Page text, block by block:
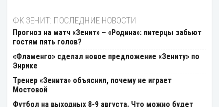
ФК ЗЕНИТ: ПОСЛЕДНИЕ НОВОСТИ
Прогноз на матч «Зенит» – «Родина»: питерцы забьют
гостям пять голов?
«Фламенго» сделал новое предложение «Зениту» по
Энрике
Тренер «Зенита» объяснил, почему не играет
Мостовой
Футбол на выходных 8-9 августа. Что можно будет